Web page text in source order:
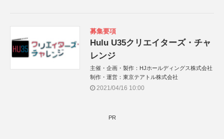
募集要項
Hulu U35クリエイターズ・チャ
レンジ
主催・企画・製作：HJホールディングス株式会社
制作・運営：東京テアトル株式会社
2021/04/16 10:00
PR